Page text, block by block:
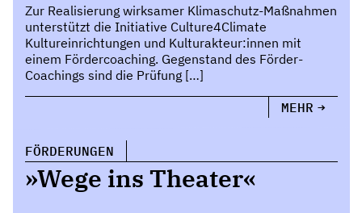
Zur Realisierung wirksamer Klimaschutz-Maßnahmen
unterstützt die Initiative Culture4Climate
Kultureinrichtungen und Kulturakteur:innen mit
einem Fördercoaching. Gegenstand des Förder-
Coachings sind die Prüfung […]
MEHR
FÖRDERUNGEN
»Wege ins Theater«